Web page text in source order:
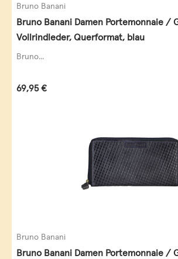
Bruno Banani
Bruno Banani Damen Portemonnaie /
Vollrindleder, Querformat, blau
Bruno...
Regulärer Preis:
69,95 €
Bruno Banani
Bruno Banani Damen Portemonnaie /